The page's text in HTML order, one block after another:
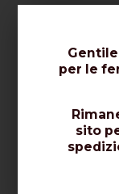
per le
sito